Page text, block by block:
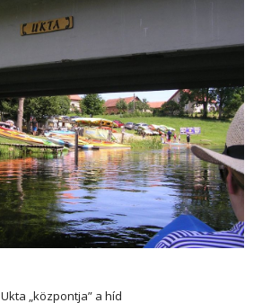
Ukta „központja” a híd